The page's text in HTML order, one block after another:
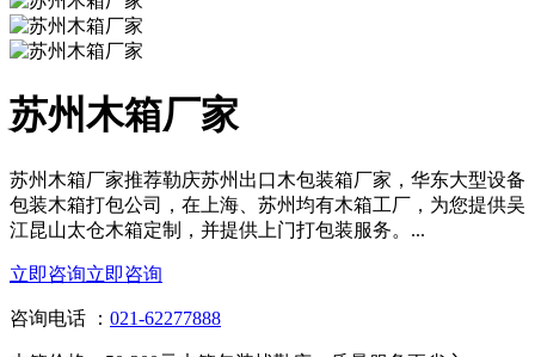
苏州木箱厂家
苏州木箱厂家推荐勒庆苏州出口木包装箱厂家，华东大型设备
包装木箱打包公司，在上海、苏州均有木箱工厂，为您提供吴
江昆山太仓木箱定制，并提供上门打包装服务。...
立即咨询立即咨询
咨询电话 ： 021-62277888